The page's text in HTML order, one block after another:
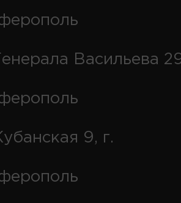
Васильева
9, г.